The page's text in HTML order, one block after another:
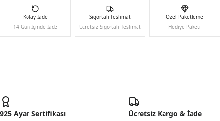
Kolay İade
14 Gün İçinde İade
Sigortalı Teslimat
Ücretsiz Sigortalı Teslimat
Özel Paketleme
Hediye Paketi
925 Ayar Sertifikası
Ücretsiz Kargo & İade